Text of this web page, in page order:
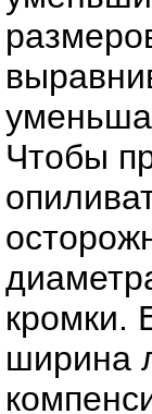
Чтобы
кромки.
ширина